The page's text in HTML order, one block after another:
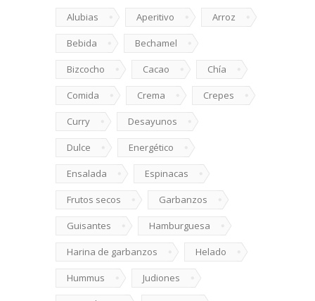
Alubias Aperitivo Arroz
Bebida Bechamel
Bizcocho Cacao Chía
Comida Crema Crepes
Curry Desayunos
Dulce Energético
Ensalada Espinacas
Frutos secos Garbanzos
Guisantes Hamburguesa
Harina de garbanzos Helado
Hummus Judiones